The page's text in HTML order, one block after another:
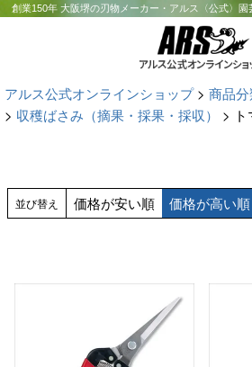
創業150年 大阪堺の刃物メーカー・アルス〈公式〉園
アルス公式オンラインショップ
商品
収穫ばさみ（摘果・採果・採収）
並び替え 価格が安い順 価格が高い順